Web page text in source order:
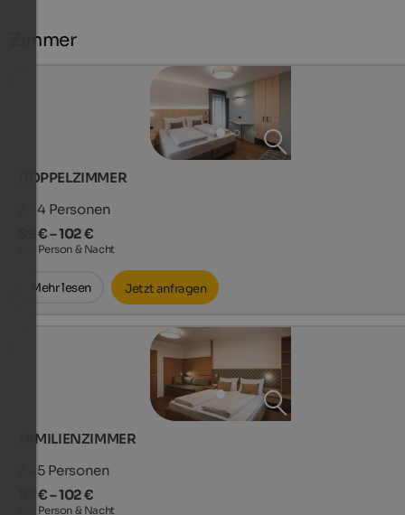
Zimmer
DOPPELZIMMER
2 - 4 Personen
89 € – 102 €
pro Person & Nacht
Mehr lesen Jetzt anfragen
FAMILIENZIMMER
2 - 5 Personen
89 € – 102 €
pro Person & Nacht